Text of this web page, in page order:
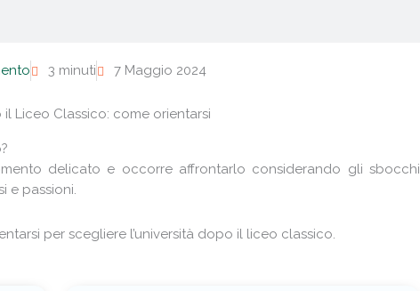
3 minuti 7 Maggio 2024
Liceo Classico: come orientarsi
delicato e occorre affrontarlo considerando gli sbocchi
e passioni.
per scegliere l’università dopo il liceo classico.